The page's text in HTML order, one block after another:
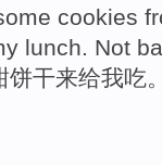
cookies
lunch. Not
饼干来给我吃